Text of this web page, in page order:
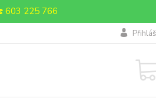
603 225 766